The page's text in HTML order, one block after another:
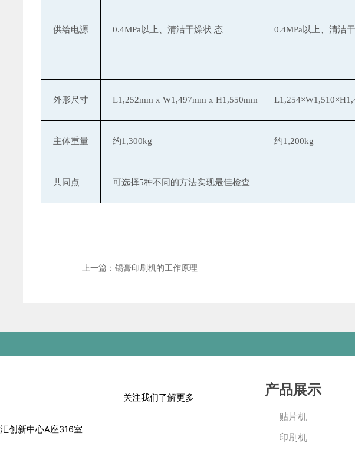
供给电源 0.4MPa以上、清洁干燥状 态 0.4MPa以上、清洁
外形尺寸 L1,252mm x W1,497mm x H1,550mm
主体重量 约1,300kg 约1,200kg
共同点 可选择5种不同的方法实现最佳检查
上一篇：锡膏印刷机的工作原理
创新中心A座316室
关注我们了解更多 产品展示
贴片机
印刷机